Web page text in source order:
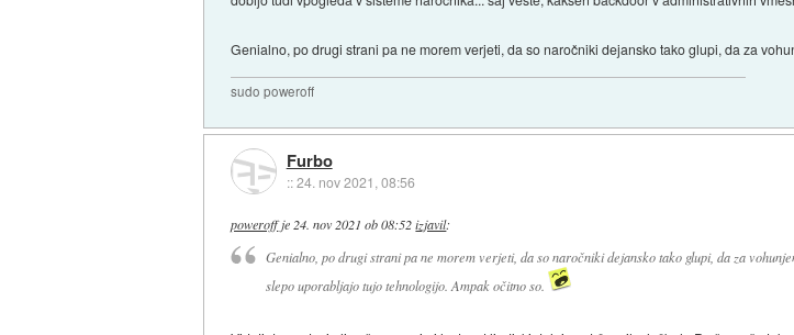
Genialno, po drugi strani pa ne morem verjeti, da so naročniki dejansko tako glupi, da za
sudo poweroff
Furbo
::24. nov 2021, 08:56
poweroffje 24. nov 2021 ob 08:52 izjavil:
Genialno, po drugi strani pa ne morem verjeti, da so naročniki dejansko tako glupi, da za
slepo uporabljajo tujo tehnologijo. Ampak očitno so.